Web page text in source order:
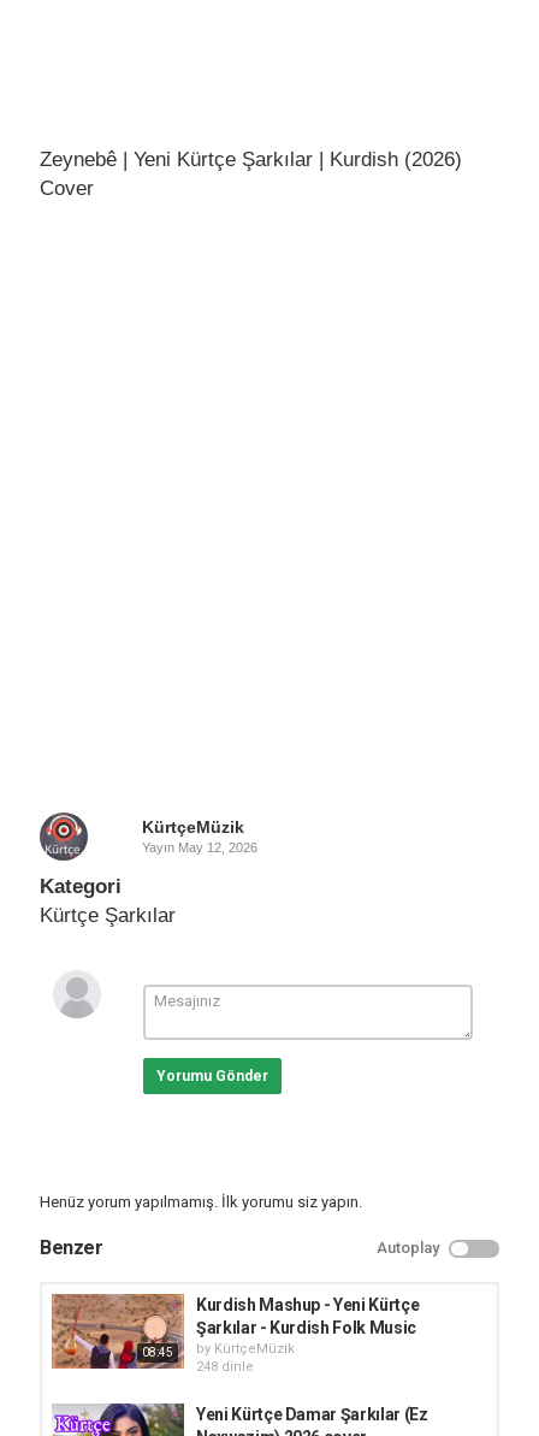
Zeynebê | Yeni Kürtçe Şarkılar | Kurdish (2026)
Cover
KürtçeMüzik
Yayın May 12, 2026
Kategori
Kürtçe Şarkılar
Yorumu Gönder
Henüz yorum yapılmamış. İlk yorumu siz yapın.
Benzer Autoplay
08:45
Kurdish Mashup - Yeni Kürtçe
Şarkılar - Kurdish Folk Music
by KürtçeMüzik
248 dinle
Yeni Kürtçe Damar Şarkılar (Ez